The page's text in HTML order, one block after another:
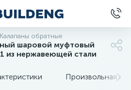
обратные
шаровой муфтовый
из нержавеющей стали
Произвольная